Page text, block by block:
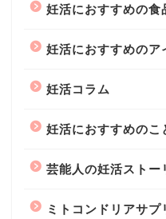
妊活におすすめの食
妊活におすすめのア
妊活コラム
妊活におすすめのこ
芸能人の妊活ストー
ミトコンドリアサプ